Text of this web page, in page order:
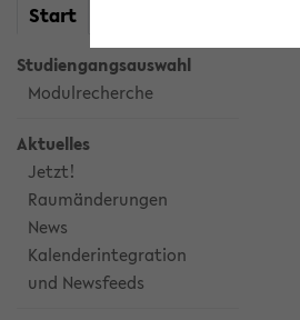
Start
Studiengangsauswahl
Modulrecherche
Aktuelles
Jetzt!
Raumänderungen
News
Kalenderintegration
und Newsfeeds